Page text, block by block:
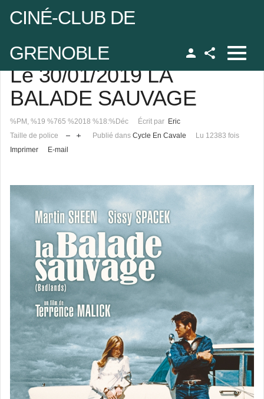
CINÉ-CLUB DE
GRENOBLE
Facebook
Le 30/01/2019 LA
BALADE SAUVAGE
%PM, %19 %765 %2018 %18:%Déc Écrit par Eric
Taille de police
Publié dans Cycle En Cavale
Lu 12383 fois
Imprimer
E-mail
passe
de passe oublié ?
oublié ?